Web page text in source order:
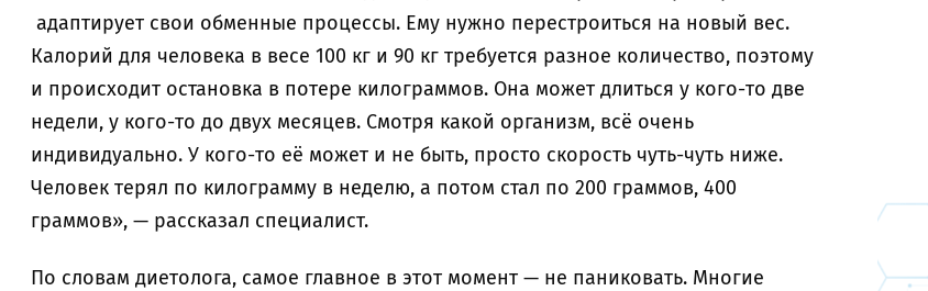
адаптирует свои обменные процессы. Ему нужно перестроиться на новый вес.
Калорий для человека в весе 100 кг и 90 кг требуется разное количество, поэтому
и происходит остановка в потере килограммов. Она может длиться у кого-то две
недели, у кого-то до двух месяцев. Смотря какой организм, всё очень
индивидуально. У кого-то её может и не быть, просто скорость чуть-чуть ниже.
Человек терял по килограмму в неделю, а потом стал по 200 граммов, 400
граммов», — рассказал специалист.
По словам диетолога, самое главное в этот момент — не паниковать. Многие